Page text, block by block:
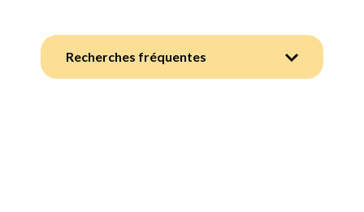
Recherches fréquentes